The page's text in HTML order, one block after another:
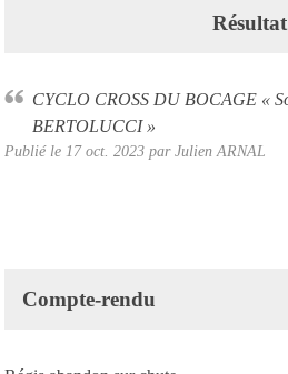
Résultat
CYCLO CROSS DU BOCAGE « Souvenir Gérard
BERTOLUCCI »
Publié le 17 oct. 2023 par Julien ARNAL
Compte-rendu